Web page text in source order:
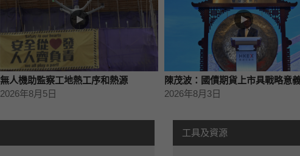
無人機助監察工地熱工序和熱源
2026年8月5日
陳茂波：國債期貨上市具戰略意
2026年8月3日
工具及資源